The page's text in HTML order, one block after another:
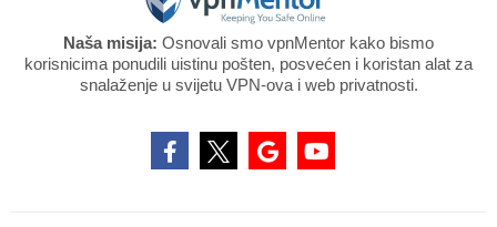
Naša misija: Osnovali smo vpnMentor kako bismo
korisnicima ponudili uistinu pošten, posvećen i koristan alat za
snalaženje u svijetu VPN-ova i web privatnosti.